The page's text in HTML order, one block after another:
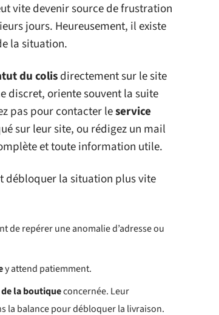
vite devenir source de frustration
jours. Heureusement, il existe
la situation.
du colisdirectement sur le site
discret, oriente souvent la suite
pas pour contacter leservice
sur leur site, ou rédigez un mail
et toute information utile.
débloquer la situation plus vite
de repérer une anomalie d’adresse ou
y attend patiemment.
la boutiqueconcernée. Leur
la balance pour débloquer la livraison.